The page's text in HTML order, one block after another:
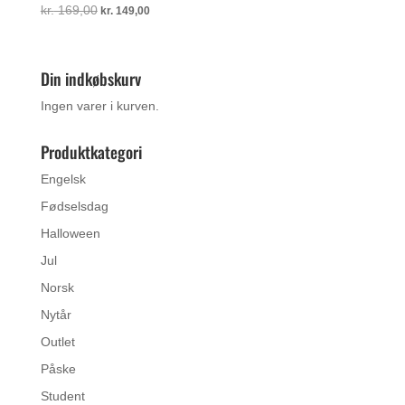
kr.169,00 Den
kr. 169,00.
kr.149,00Den
Din indkøbskurv
Ingen varer i kurven.
Produktkategori
Engelsk
Fødselsdag
Halloween
Jul
Norsk
Nytår
Outlet
Påske
Student